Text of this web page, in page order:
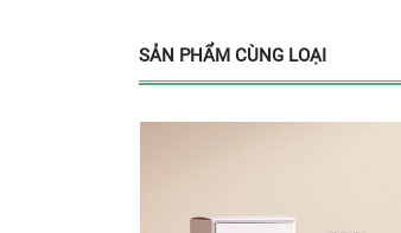
SẢN PHẨM CÙNG LOẠI